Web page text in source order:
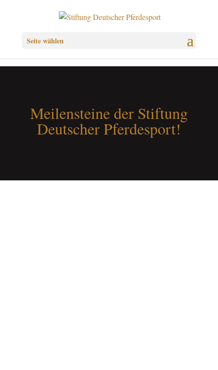
Seite wählen
Meilensteine der Stiftung
Deutscher Pferdesport!